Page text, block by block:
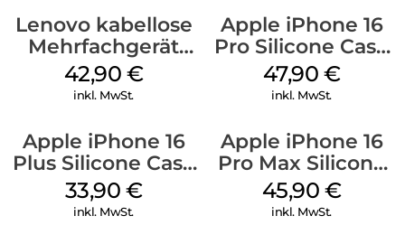
Lenovo kabellose
Mehrfachgerät
Luna Grey
42,90 €
inkl. MwSt.
Apple iPhone 16
Pro Silicone Case
MagSafe Denim
47,90 €
inkl. MwSt.
Apple iPhone 16
Plus Silicone Case
MagSafe Lake
Green
33,90 €
inkl. MwSt.
Apple iPhone 16
Pro Max Silicone
Case MagSafe
Ultramarine
45,90 €
inkl. MwSt.